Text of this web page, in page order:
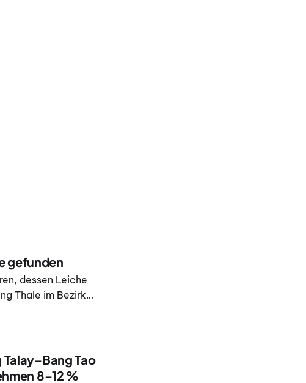
gefunden
dessen Leiche
Thale im Bezirk
Tao
8–12 %